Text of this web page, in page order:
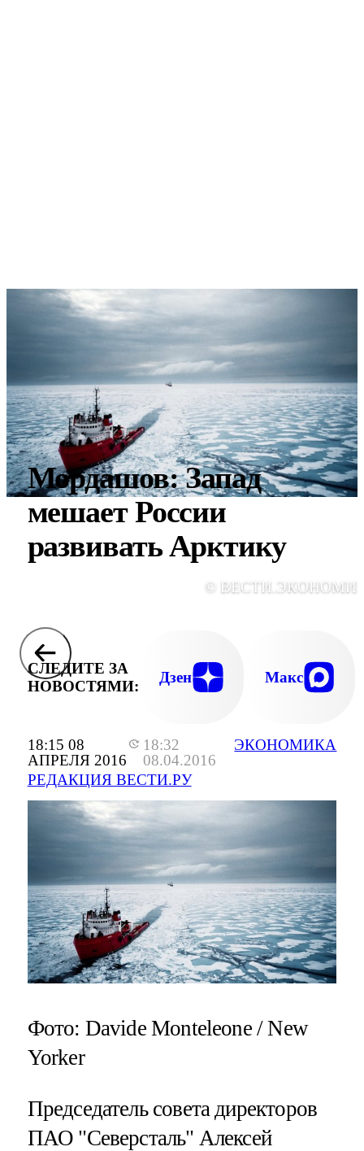
18:15 08
АПРЕЛЯ 2016
18:32
08.04.2016
РЕДАКЦИЯ ВЕСТИ.РУ
ЭКОНОМИКА
Мордашов: Запад
мешает России
развивать Арктику
©
СЛЕДИТЕ ЗА
НОВОСТЯМИ:
Дзен Макс
Фото: Davide Monteleone / New
Yorker
Председатель совета директоров
ПАО "Северсталь" Алексей